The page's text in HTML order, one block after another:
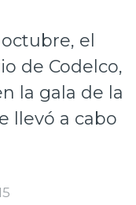
el
de Codelco,
la gala de la
llevó a cabo